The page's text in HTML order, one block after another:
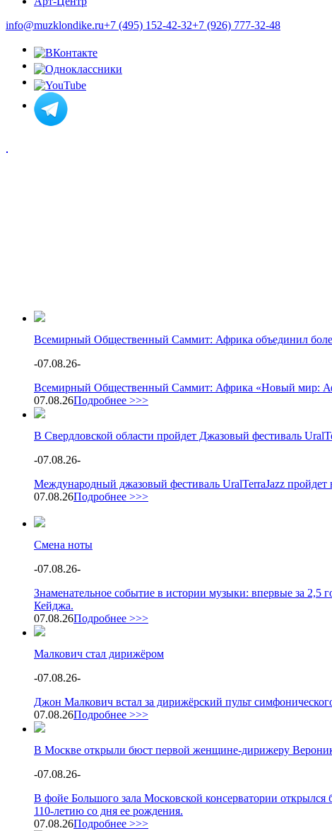
info@muzklondike.ru+7 (495) 152-42-32+7 (926) 777-32-48
Всемирный Общественный Саммит: Африка объединил
-07.08.26-
Всемирный Общественный Саммит: Африка «Новый мир:
07.08.26Подробнее >>>
В Свердловской области пройдет Джазовый фестиваль
-07.08.26-
Международный джазовый фестиваль UralTerraJazz пройдет
07.08.26Подробнее >>>
Смена ноты
-07.08.26-
Знаменательное событие в истории музыки: впервые за 2,5
Кейджа.
07.08.26Подробнее >>>
Малкович стал дирижёром
-07.08.26-
Джон Малкович встал за дирижёрский пульт
07.08.26Подробнее >>>
В Москве открыли бюст первой женщине-дирижеру
-07.08.26-
В фойе Большого зала Московской консерватории
110-летию со дня ее рождения.
07.08.26Подробнее >>>